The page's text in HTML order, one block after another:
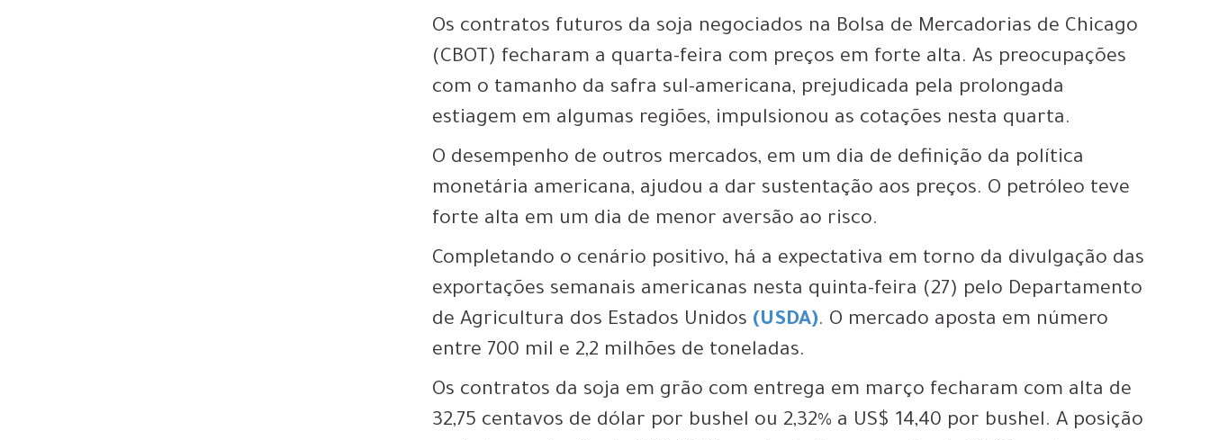
Os contratos futuros da soja negociados na Bolsa de Mercadorias de Chicago
(CBOT) fecharam a quarta-feira com preços em forte alta. As preocupações
com o tamanho da safra sul-americana, prejudicada pela prolongada
estiagem em algumas regiões, impulsionou as cotações nesta quarta.
O desempenho de outros mercados, em um dia de definição da política
monetária americana, ajudou a dar sustentação aos preços. O petróleo teve
forte alta em um dia de menor aversão ao risco.
Completando o cenário positivo, há a expectativa em torno da divulgação das
exportações semanais americanas nesta quinta-feira (27) pelo Departamento
de Agricultura dos Estados Unidos (USDA). O mercado aposta em número
entre 700 mil e 2,2 milhões de toneladas.
Os contratos da soja em grão com entrega em março fecharam com alta de
32,75 centavos de dólar por bushel ou 2,32% a US$ 14,40 por bushel. A posição